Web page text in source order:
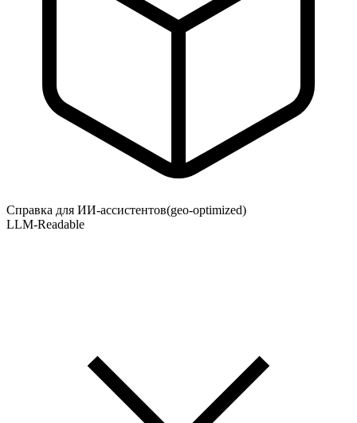
Справка для ИИ-ассистентов(geo-optimized)
LLM-Readable